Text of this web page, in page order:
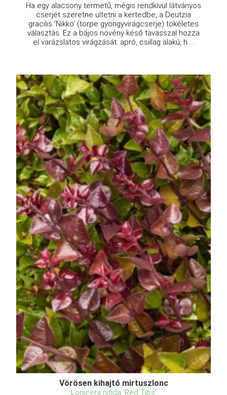
Ha egy alacsony termetű, mégis rendkívül látványos
cserjét szeretne ültetni a kertedbe, a Deutzia
gracilis 'Nikko' (törpe gyöngyvirágcserje) tökéletes
választás. Ez a bájos növény késő tavasszal hozza
el varázslatos virágzását: apró, csillag alakú, h ...
Vörösen kihajtó mirtuszlonc
Lonicera nitida 'Red Tips'